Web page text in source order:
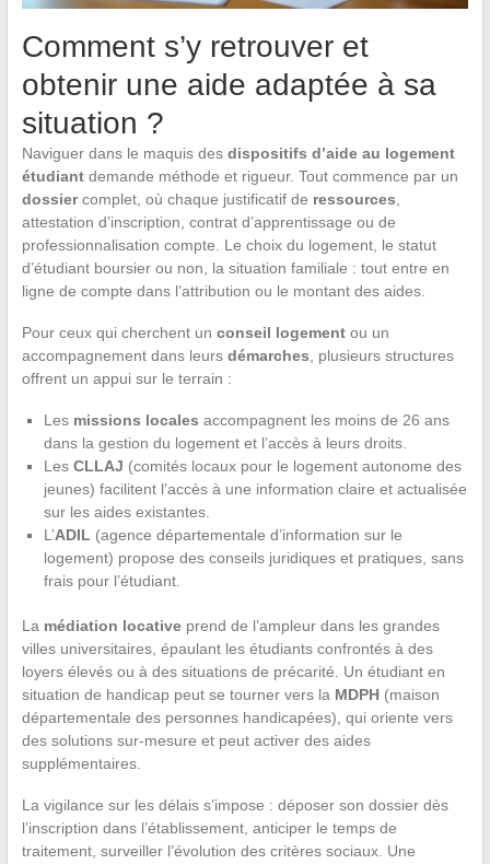
Comment s’y retrouver et
obtenir une aide adaptée à sa
situation ?
Naviguer dans le maquis des dispositifs d’aide au logement
étudiantdemande méthode et rigueur. Tout commence par un
dossiercomplet, où chaque justificatif de ressources
attestation d’inscription, contrat d’apprentissage ou de
professionnalisation compte. Le choix du logement, le statut
d’étudiant boursier ou non, la situation familiale : tout entre en
ligne de compte dans l’attribution ou le montant des aides.
Pour ceux qui cherchent un conseil logementou un
accompagnement dans leurs démarches , plusieurs structures
offrent un appui sur le terrain :
Les missions locales accompagnent les moins de 26 ans
dans la gestion du logement et l’accès à leurs droits.
Les CLLAJ (comités locaux pour le logement autonome des
jeunes) facilitent l’accès à une information claire et actualisée
sur les aides existantes.
L’ADIL (agence départementale d’information sur le
logement) propose des conseils juridiques et pratiques, sans
frais pour l’étudiant.
La médiation locativeprend de l’ampleur dans les grandes
villes universitaires, épaulant les étudiants confrontés à des
loyers élevés ou à des situations de précarité. Un étudiant en
situation de handicap peut se tourner vers la MDPH(maison
départementale des personnes handicapées), qui oriente vers
des solutions sur-mesure et peut activer des aides
supplémentaires.
La vigilance sur les délais s’impose : déposer son dossier dès
l’inscription dans l’établissement, anticiper le temps de
traitement, surveiller l’évolution des critères sociaux. Une